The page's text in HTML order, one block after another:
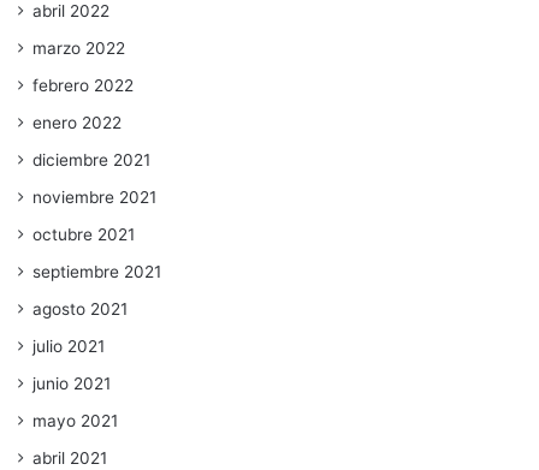
abril 2022
marzo 2022
febrero 2022
enero 2022
diciembre 2021
noviembre 2021
octubre 2021
septiembre 2021
agosto 2021
julio 2021
junio 2021
mayo 2021
abril 2021